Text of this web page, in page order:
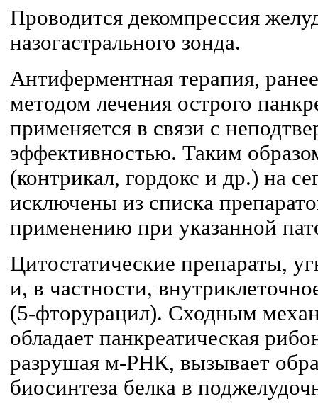
Проводится декомпрессия
назогастрального зонда.
Антиферментная терапия,
методом лечения острого
применяется в связи с
эффективностью. Таким
(контрикал, гордокс и др.) на
исключены из списка
применению при указанной
Цитостатические препараты,
и, в частности,
(5-фторурацил). Сходным
обладает панкреатическая
разрушая м-РНК, вызывает
биосинтеза белка в